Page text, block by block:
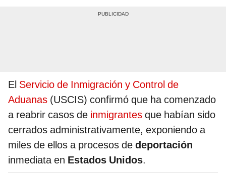
El Servicio de Inmigración y Control de
Aduanas (USCIS) confirmó que ha comenzado
a reabrir casos de inmigrantes que habían sido
cerrados administrativamente, exponiendo a
miles de ellos a procesos de deportación
inmediata en Estados Unidos.